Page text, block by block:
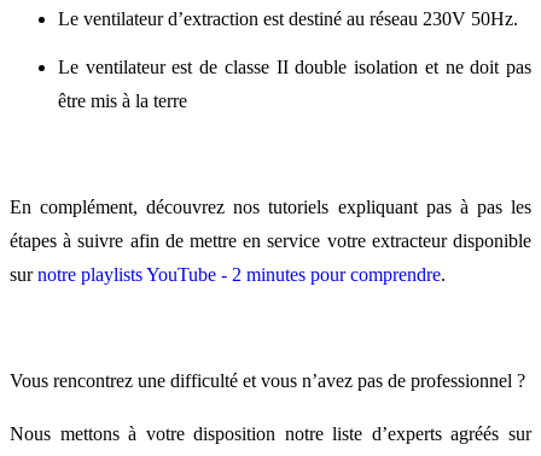
Le ventilateur d’extraction est destiné au réseau 230V 50Hz.
Le ventilateur est de classe II double isolation et ne doit pas
être mis à la terre
En complément, découvrez nos tutoriels expliquant pas à pas les
étapes à suivre afin de mettre en service votre extracteur disponible
surnotre playlists YouTube - 2 minutes pour comprendre.
Vous rencontrez une difficulté et vous n’avez pas de professionnel ?
Nous mettons à votre disposition notre liste d’experts agréés sur